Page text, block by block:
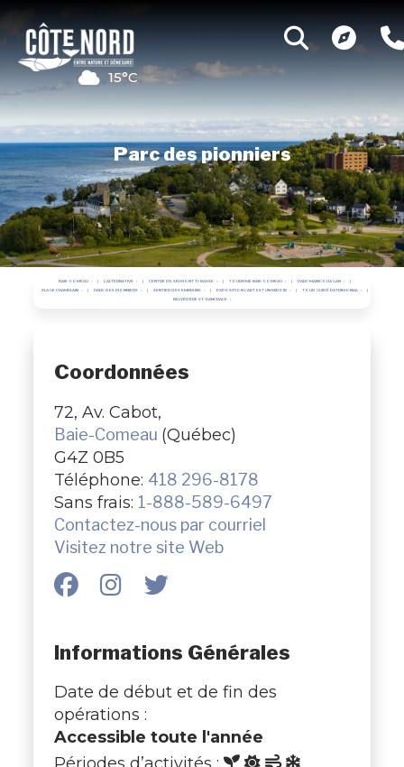
15°C
Parc des pionniers
BAIE-COMEAU L'ALTERNATIVE CENTRE DE SKI MONT TI-BASSE TOURISME BAIE-COMEAU PARC MANICOUAGAN
PLAGE CHAMPLAIN PARC DES PIONNIERS SENTIER DES EMBRUNS EXPOSITION L'ART EST UN MIROIR TOUR GUIDÉ PATRIMONIAL
BELVÉDÈRE ST-PANCRACE
Coordonnées
72, Av. Cabot,
Baie-Comeau (Québec)
G4Z 0B5
Téléphone: 418 296-8178
Sans frais: 1-888-589-6497
Contactez-nous par courriel
Visitez notre site Web
Informations Générales
Date de début et de fin des
opérations :
Accessible toute l'année
Périodes d’activités :